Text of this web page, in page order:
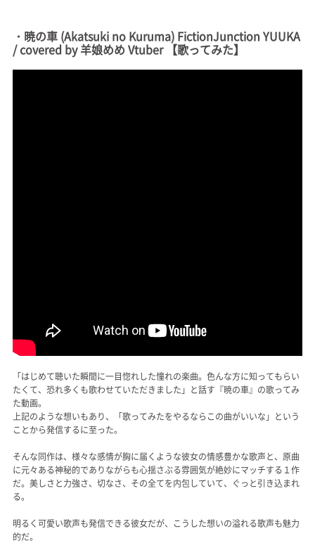
・暁の車 (Akatsuki no Kuruma) FictionJunction YUUKA
/ covered by 羊娘めめ Vtuber 【歌ってみた】
「はじめて聴いた瞬間に一目惚れした憧れの楽曲。色んな方に知ってもらい
たくて、恐れ多くも歌わせていただきました」と話す『暁の車』の歌ってみ
た動画。
上記のような想いもあり、「歌ってみたをやるならこの曲がいいな」という
ことから発信するに至った。
そんな同作は、様々な感情が胸に届くような彼女の情感豊かな歌声と、原曲
に元々ある神秘的でありながらも心揺さぶる雰囲気が絶妙にマッチする１作
だ。美しさと力強さ、切なさ、その全てを内包していて、ぐっと引き込まれ
る。
明るく可愛い歌声も発信できる彼女だが、こうした想いの溢れる歌声も魅力
的だ。